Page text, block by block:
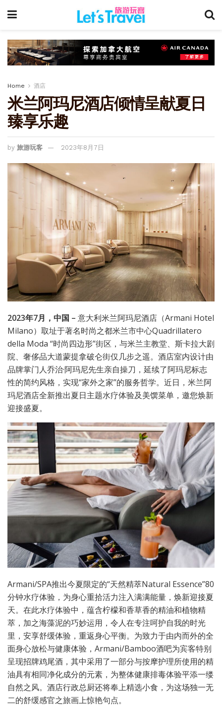
Home 酒店
米兰阿玛尼酒店倾情呈献夏日
臻享乐趣
by 旅游玩客 2023年8月7日
2023年7月，中国 – 意大利米兰阿玛尼酒店（Armani Hotel
Milano）取址于著名时尚之都米兰市中心Quadrillatero
della Moda “时尚四边形”街区，与米兰主教堂、斯卡拉大剧
院、奢侈品大道蒙提拿破仑街仅几步之遥。酒店室内设计由
品牌掌门人乔治·阿玛尼先生亲自操刀，延续了阿玛尼标志
性的简约风格，实现“家外之家”的服务哲学。近日，米兰阿
玛尼酒店全新推出夏日主题水疗体验及美馔菜单，邀您焕新
迎接盛夏。
Armani/SPA推出今夏限定的“天然精萃Natural Essence”80
分钟水疗体验，为身心重拾活力注入满满能量，焕新迎接夏
天。在此水疗体验中，蕴含柠檬和香草香的精油和植物精
萃，加之海藻泥的巧妙运用，令人在专注呵护自我的时光
里，安享舒缓体验，重返身心平衡。为致力于由内而外的全
面身心放松与健康体验，Armani/Bamboo酒吧为宾客特别
呈现招牌鸡尾酒，其中采用了一部分与按摩护理所使用的精
油具有相同净化成分的元素，为整体健康排毒体验平添一缕
自然之风。酒店行政总厨还将奉上精选小食，为这场独一无
二的舒缓感官之旅画上惊艳句点。